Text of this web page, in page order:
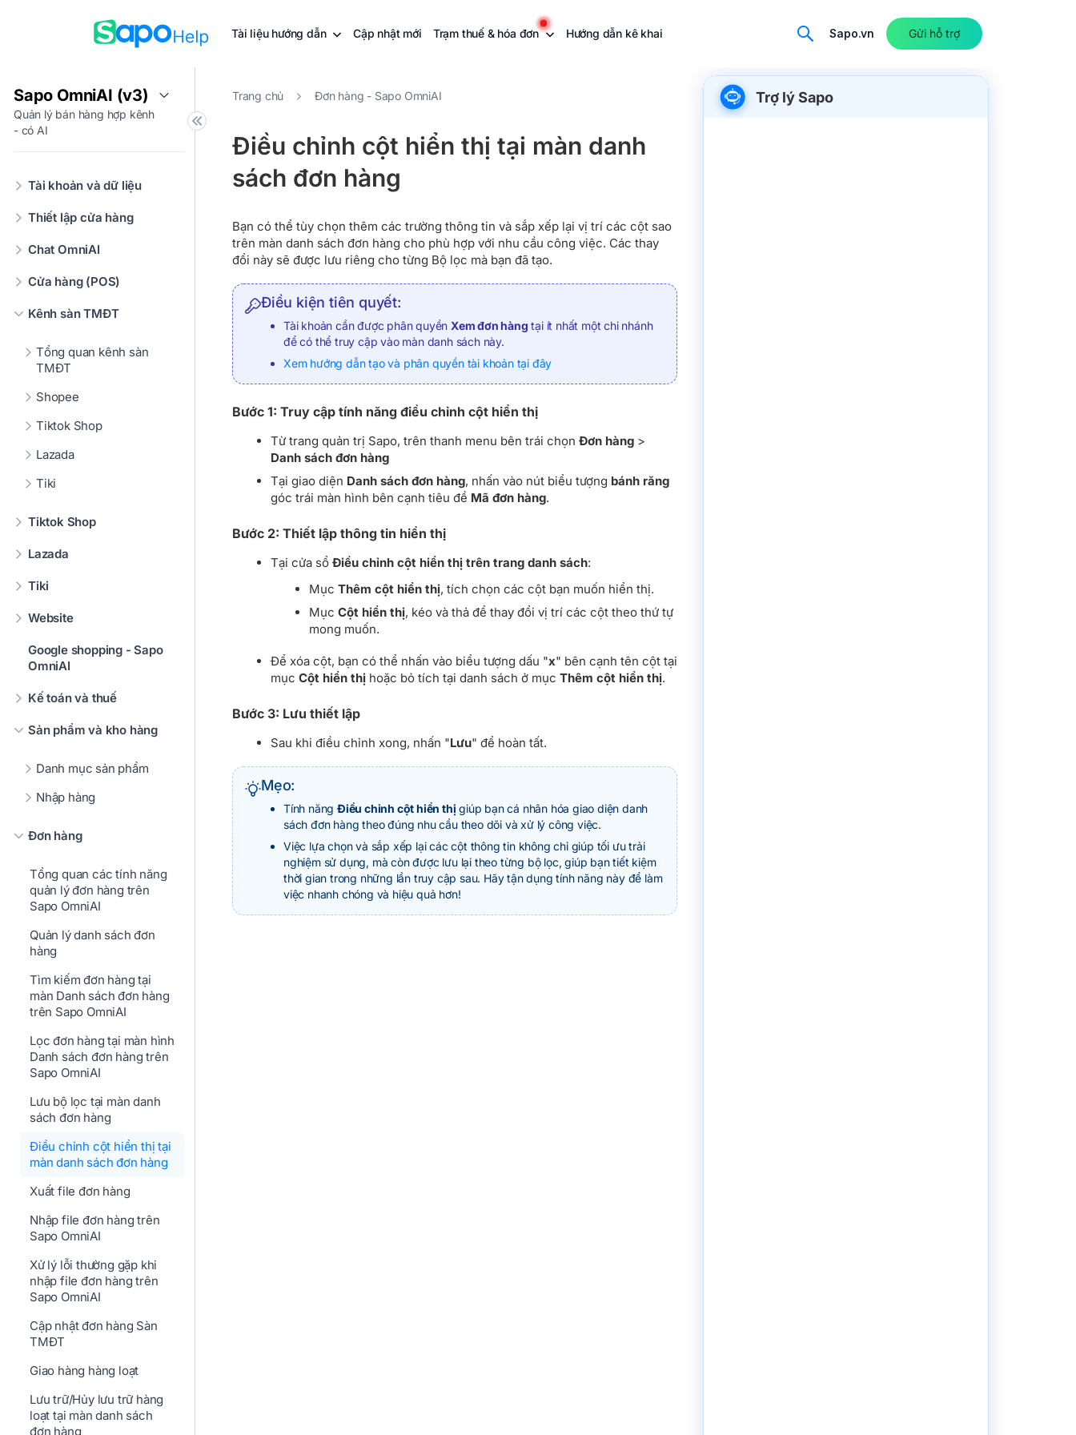
Tài liệu hướng dẫn Cập nhật mới Trạm thuế & hóa đơn Hướng dẫn kê khai Sapo.vn Gửi hỗ trợ
Sapo OmniAI (v3)
Quản lý bán hàng hợp kênh
- có AI
Tài khoản và dữ liệu
Thiết lập cửa hàng
Chat OmniAI
Cửa hàng (POS)
Kênh sàn TMĐT
Tổng quan kênh sàn
TMĐT
Shopee
Tiktok Shop
Lazada
Tiki
Tiktok Shop
Lazada
Tiki
Website
Google shopping - Sapo
OmniAI
Kế toán và thuế
Sản phẩm và kho hàng
Danh mục sản phẩm
Nhập hàng
Đơn hàng
Tổng quan các tính năng
quản lý đơn hàng trên
Sapo OmniAI
Quản lý danh sách đơn
hàng
Tìm kiếm đơn hàng tại
màn Danh sách đơn hàng
trên Sapo OmniAI
Lọc đơn hàng tại màn hình
Danh sách đơn hàng trên
Sapo OmniAI
Lưu bộ lọc tại màn danh
sách đơn hàng
Điều chỉnh cột hiển thị tại
màn danh sách đơn hàng
Xuất file đơn hàng
Nhập file đơn hàng trên
Sapo OmniAI
Xử lý lỗi thường gặp khi
nhập file đơn hàng trên
Sapo OmniAI
Cập nhật đơn hàng Sàn
TMĐT
Giao hàng hàng loạt
Lưu trữ/Hủy lưu trữ hàng
loạt tại màn danh sách
đơn hàng
Trang chủ Đơn hàng - Sapo OmniAI
Điều chỉnh cột hiển thị tại màn danh
sách đơn hàng
Bạn có thể tùy chọn thêm các trường thông tin và sắp xếp lại vị trí các cột sao
trên màn danh sách đơn hàng cho phù hợp với nhu cầu công việc. Các thay
đổi này sẽ được lưu riêng cho từng Bộ lọc mà bạn đã tạo.
Điều kiện tiên quyết:
Tài khoản cần được phân quyền Xem đơn hàng tại ít nhất một chi nhánh
để có thể truy cập vào màn danh sách này.
Xem hướng dẫn tạo và phân quyền tài khoản tại đây
Bước 1: Truy cập tính năng điều chỉnh cột hiển thị
Từ trang quản trị Sapo, trên thanh menu bên trái chọn Đơn hàng >
Danh sách đơn hàng
Tại giao diện Danh sách đơn hàng, nhấn vào nút biểu tượng bánh răng
góc trái màn hình bên cạnh tiêu đề Mã đơn hàng.
Bước 2: Thiết lập thông tin hiển thị
Tại cửa sổ Điều chỉnh cột hiển thị trên trang danh sách:
Mục Thêm cột hiển thị, tích chọn các cột bạn muốn hiển thị.
Mục Cột hiển thị, kéo và thả để thay đổi vị trí các cột theo thứ tự
mong muốn.
Để xóa cột, bạn có thể nhấn vào biểu tượng dấu "x" bên cạnh tên cột tại
mục Cột hiển thị hoặc bỏ tích tại danh sách ở mục Thêm cột hiển thị.
Bước 3: Lưu thiết lập
Sau khi điều chỉnh xong, nhấn "Lưu" để hoàn tất.
Mẹo:
Tính năng Điều chỉnh cột hiển thị giúp bạn cá nhân hóa giao diện danh
sách đơn hàng theo đúng nhu cầu theo dõi và xử lý công việc.
Việc lựa chọn và sắp xếp lại các cột thông tin không chỉ giúp tối ưu trải
nghiệm sử dụng, mà còn được lưu lại theo từng bộ lọc, giúp bạn tiết kiệm
thời gian trong những lần truy cập sau. Hãy tận dụng tính năng này để làm
việc nhanh chóng và hiệu quả hơn!
Trợ lý Sapo